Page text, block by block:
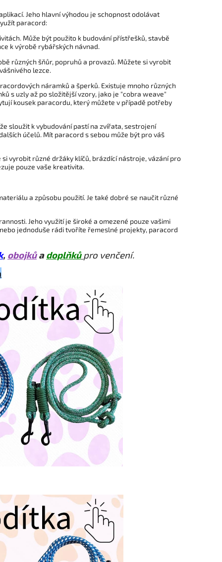
Jeho hlavní výhodou je schopnost odolávat
paracord:
Může být použito k budování přístřešků, stavbě
k výrobě rybářských návnad.
různých šňůr, popruhů a provazů. Můžete si vyrobit
lezce.
náramků a šperků. Existuje mnoho různých
s uzly až po složitější vzory, jako je "cobra weave"
kousek paracordu, který můžete v případě potřeby
sloužit k vybudování pastí na zvířata, sestrojení
účelů. Mít paracord s sebou může být pro váš
vyrobit různé držáky klíčů, brázdící nástroje, vázání pro
pouze vaše kreativita.
a způsobu použití. Je také dobré se naučit různé
Jeho využití je široké a omezené pouze vašimi
jednoduše rádi tvoříte řemeslné projekty, paracord
, obojkůadoplňků pro venčení.